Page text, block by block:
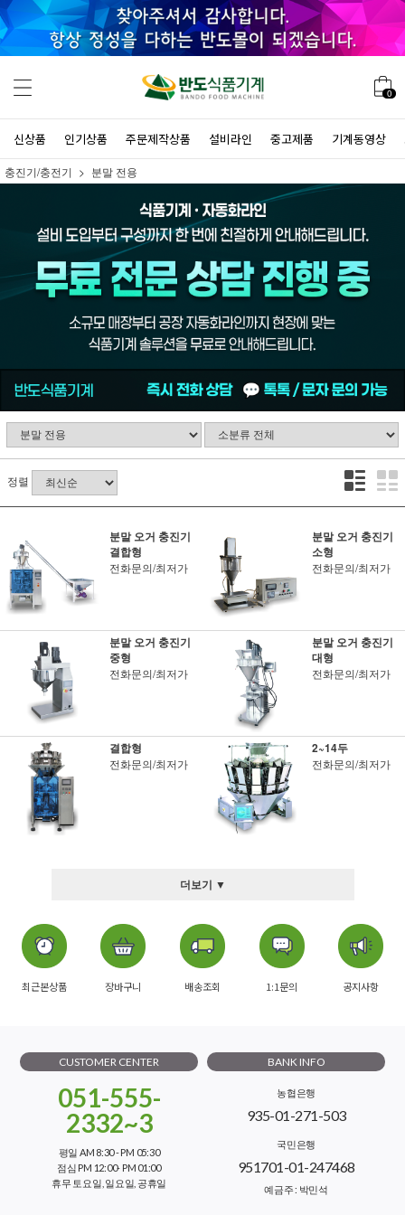
0
신상품 인기상품 주문제작상품 설비라인 중고제품 기계동영상
충진기/충전기 분말 전용
정렬
분말 오거 충진기
결합형
전화문의/최저가
분말 오거 충진기
소형
전화문의/최저가
분말 오거 충진기
중형
전화문의/최저가
분말 오거 충진기
대형
전화문의/최저가
결합형
전화문의/최저가
2~14두
전화문의/최저가
더보기 ▼
최근본상품 장바구니 배송조회 1:1문의 공지사항
CUSTOMER CENTER
051-555-
2332~3
평일 AM 8:30 - PM 05:30
점심 PM 12:00- PM 01:00
휴무 토요일, 일요일, 공휴일
BANK INFO
농협은행
935-01-271-503
국민은행
951701-01-247468
예금주 : 박민석